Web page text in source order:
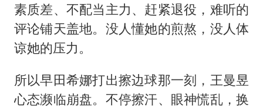
素质差、不配当主力、赶紧退役，难听的
评论铺天盖地。没人懂她的煎熬，没人体
谅她的压力。
所以早田希娜打出擦边球那一刻，王曼昱
心态濒临崩盘。不停擦汗、眼神慌乱，换